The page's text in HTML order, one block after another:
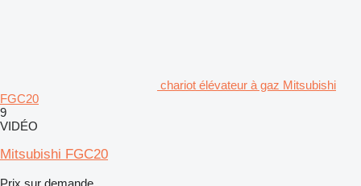
chariot élévateur à gaz Mitsubishi
FGC20
9
VIDÉO
Mitsubishi FGC20